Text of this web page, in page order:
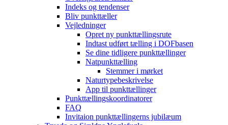
Indeks og tendenser
Bliv punkttæller
Vejledninger
Opret ny punkttællingsrute
Indtast udført tælling i DOFbasen
Se dine tidligere punkttællinger
Natpunkttælling
Stemmer i mørket
Naturtypebeskrivelse
App til punkttællinger
Punkttællingskoordinatorer
FAQ
Invitaion punkttællingerns jubilæum